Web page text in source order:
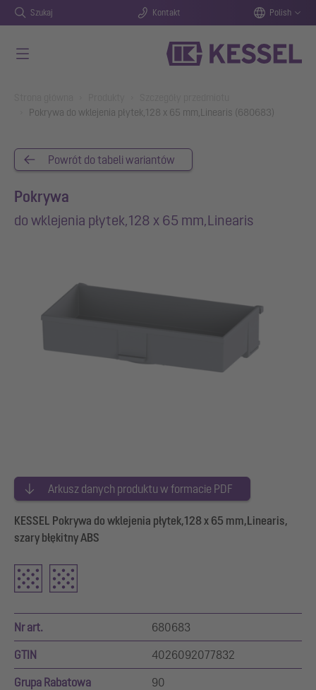
Szukaj Kontakt Polish
Pokrywa do wklejenia płytek,128 x 65 mm,Linearis (680683)
Powrót do tabeli wariantów
Pokrywa
do wklejenia płytek,128 x 65 mm,Linearis
Arkusz danych produktu w formacie PDF
KESSEL Pokrywa do wklejenia płytek,128 x 65 mm,Linearis,
szary błękitny ABS
Nr art. 680683
GTIN 4026092077832
Grupa Rabatowa 90